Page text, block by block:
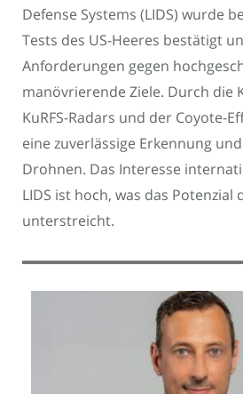
Defense Systems (LIDS) wurde
Tests des US-Heeres bestätigt
Anforderungen gegen
manövrierende Ziele. Durch die
KuRFS-Radars und der Coyote-
eine zuverlässige Erkennung
Drohnen. Das Interesse
LIDS ist hoch, was das Potenzial
unterstreicht.